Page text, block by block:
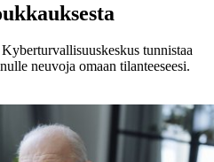
tunnistaa
neuvoja omaan tilanteeseesi.